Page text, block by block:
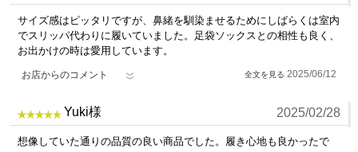
サイズ感はピッタリですが、鼻緒を馴染ませるためにしばらくは室内
でスリッパ代わりに履いていました。足袋ソックスとの相性も良く、
お出かけの時は愛用しています。
お店からのコメント 2025/06/12
Yuki様 2025/02/28
想像していた通りの品質の良い商品でした。履き心地も良かったで